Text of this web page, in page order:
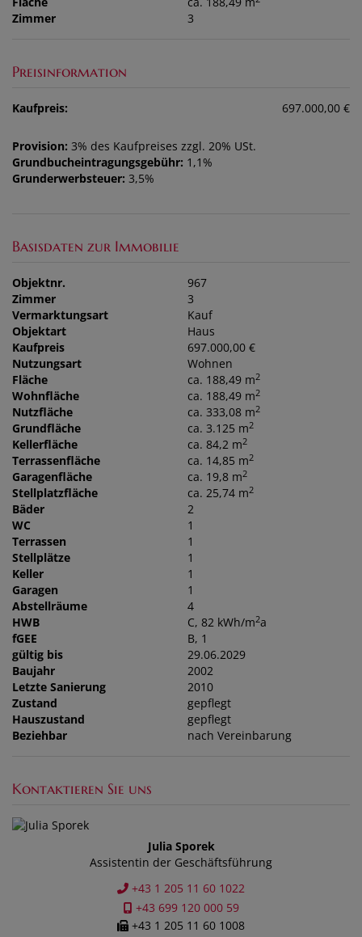
Zimmer 3
Preisinformation
Kaufpreis: 697.000,00 €
Provision: 3% des Kaufpreises zzgl. 20% USt.
Grundbucheintragungsgebühr: 1,1%
Grunderwerbsteuer: 3,5%
Basisdaten zur Immobilie
Objektnr.
967
Zimmer
3
Vermarktungsart
Kauf
Objektart
Haus
Kaufpreis
697.000,00 €
Nutzungsart
Wohnen
Fläche
ca. 188,49 m2
Wohnfläche ca. 188,49 m2
Nutzfläche ca. 333,08 m2
Grundfläche ca. 3.125 m2
Kellerfläche ca. 84,2 m2
Terrassenfläche ca. 14,85 m2
Garagenfläche ca. 19,8 m2
Stellplatzfläche ca. 25,74 m2
Bäder
2
WC
1
Terrassen
1
Stellplätze
1
Keller
1
Garagen
1
Abstellräume
4
HWB
C, 82 kWh/m2a
fGEE
B, 1
gültig bis
29.06.2029
Baujahr
2002
Letzte Sanierung
2010
Zustand
gepflegt
Hauszustand
gepflegt
Beziehbar
nach Vereinbarung
Kontaktieren Sie uns
Julia Sporek
Assistentin der Geschäftsführung
+43 1 205 11 60 1022
+43 699 120 000 59
+43 1 205 11 60 1008